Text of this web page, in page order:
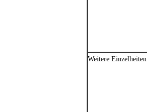
Weitere Einzelheiten